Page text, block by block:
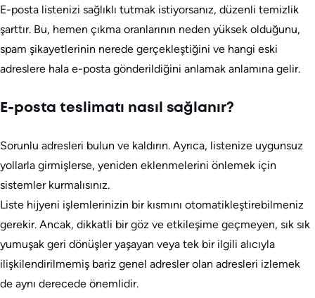
E-posta listenizi sağlıklı tutmak istiyorsanız, düzenli temizlik
şarttır. Bu, hemen çıkma oranlarının neden yüksek olduğunu,
spam şikayetlerinin nerede gerçekleştiğini ve hangi eski
adreslere hala e-posta gönderildiğini anlamak anlamına gelir.
E-posta teslimatı nasıl sağlanır?
Sorunlu adresleri bulun ve kaldırın. Ayrıca, listenize uygunsuz
yollarla girmişlerse, yeniden eklenmelerini önlemek için
sistemler kurmalısınız.
Liste hijyeni işlemlerinizin bir kısmını otomatikleştirebilmeniz
gerekir. Ancak, dikkatli bir göz ve etkileşime geçmeyen, sık sık
yumuşak geri dönüşler yaşayan veya tek bir ilgili alıcıyla
ilişkilendirilmemiş bariz genel adresler olan adresleri izlemek
de aynı derecede önemlidir.